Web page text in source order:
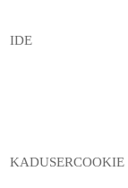
IDE
KADUSERCOOKIE